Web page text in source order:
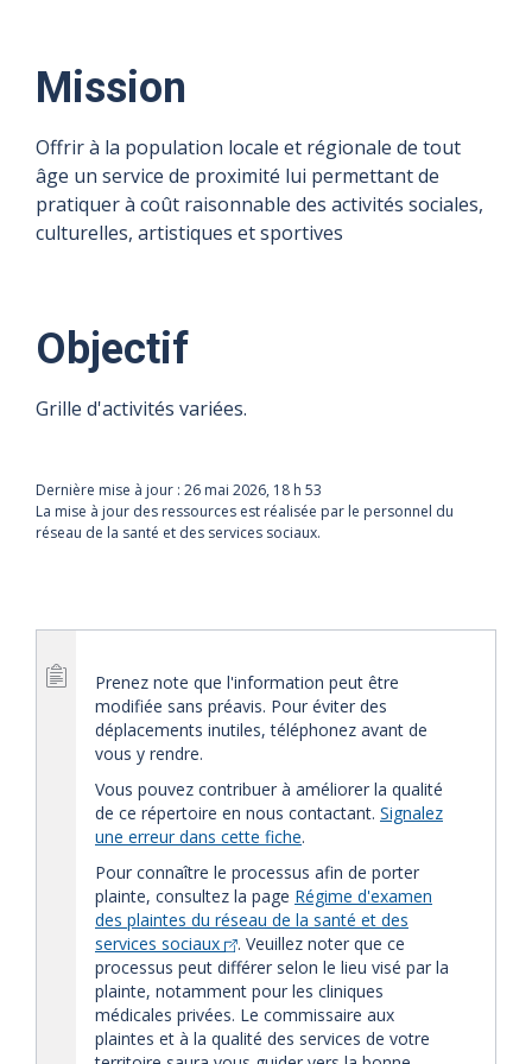
Mission
Offrir à la population locale et régionale de tout
âge un service de proximité lui permettant de
pratiquer à coût raisonnable des activités sociales,
culturelles, artistiques et sportives
Objectif
Grille d'activités variées.
Dernière mise à jour : 26 mai 2026, 18 h 53
La mise à jour des ressources est réalisée par le personnel du
réseau de la santé et des services sociaux.
Prenez note que l'information peut être
modifiée sans préavis. Pour éviter des
déplacements inutiles, téléphonez avant de
vous y rendre.
Vous pouvez contribuer à améliorer la qualité
de ce répertoire en nous contactant. Signalez
une erreur dans cette fiche.
Pour connaître le processus afin de porter
plainte, consultez la page Régime d'examen
des plaintes du réseau de la santé et des
services sociaux
. Veuillez noter que ce
processus peut différer selon le lieu visé par la
plainte, notamment pour les cliniques
médicales privées. Le commissaire aux
plaintes et à la qualité des services de votre